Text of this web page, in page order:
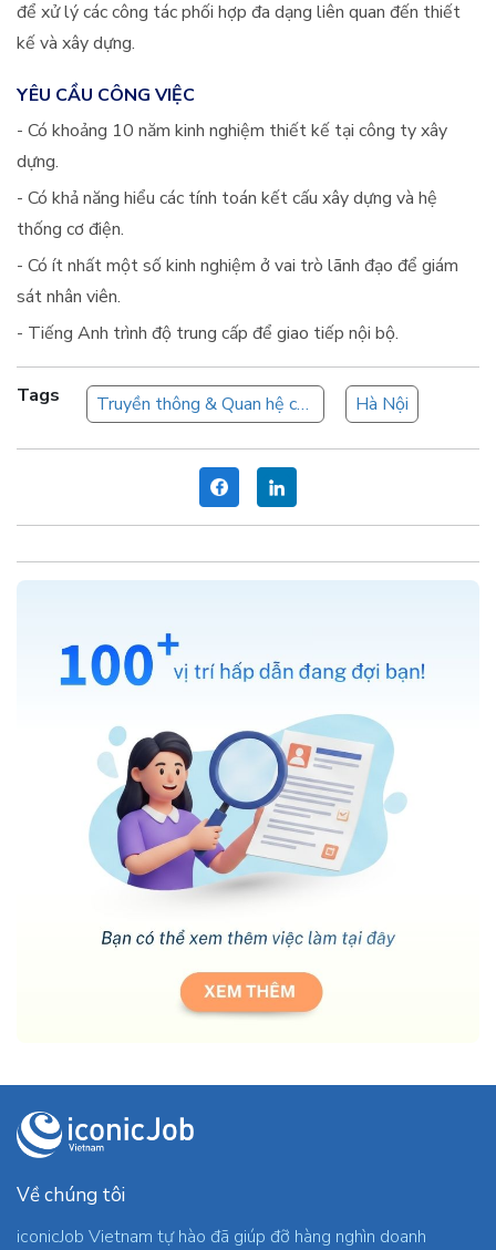
để xử lý các công tác phối hợp đa dạng liên quan đến thiết
kế và xây dựng.
YÊU CẦU CÔNG VIỆC
- Có khoảng 10 năm kinh nghiệm thiết kế tại công ty xây
dựng.
- Có khả năng hiểu các tính toán kết cấu xây dựng và hệ
thống cơ điện.
- Có ít nhất một số kinh nghiệm ở vai trò lãnh đạo để giám
sát nhân viên.
- Tiếng Anh trình độ trung cấp để giao tiếp nội bộ.
Tags Truyền thông & Quan hệ công chúng Hà Nội
Về chúng tôi
iconicJob Vietnam tự hào đã giúp đỡ hàng nghìn doanh